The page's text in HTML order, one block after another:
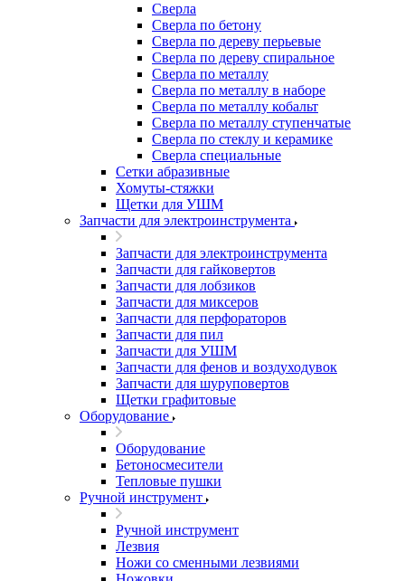
Сверла
Сверла по бетону
Сверла по дереву перьевые
Сверла по дереву спиральное
Сверла по металлу
Сверла по металлу в наборе
Сверла по металлу кобальт
Сверла по металлу ступенчатые
Сверла по стеклу и керамике
Сверла специальные
Сетки абразивные
Хомуты-стяжки
Щетки для УШМ
Запчасти для электроинструмента
Запчасти для электроинструмента
Запчасти для гайковертов
Запчасти для лобзиков
Запчасти для миксеров
Запчасти для перфораторов
Запчасти для пил
Запчасти для УШМ
Запчасти для фенов и воздуходувок
Запчасти для шуруповертов
Щетки графитовые
Оборудование
Оборудование
Бетоносмесители
Тепловые пушки
Ручной инструмент
Ручной инструмент
Лезвия
Ножи со сменными лезвиями